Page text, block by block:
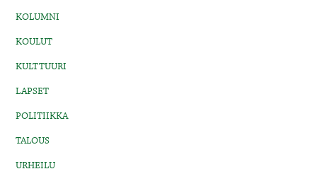
KOLUMNI
KOULUT
KULTTUURI
LAPSET
POLITIIKKA
TALOUS
URHEILU